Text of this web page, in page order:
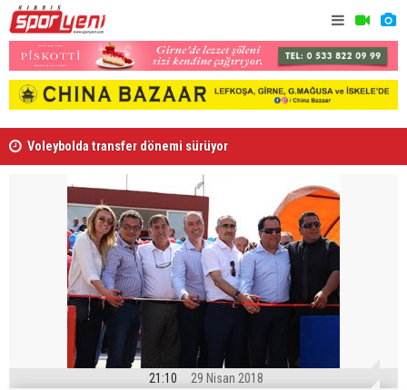
Voleybolda transfer dönemi sürüyor
21:10 29 Nisan 2018